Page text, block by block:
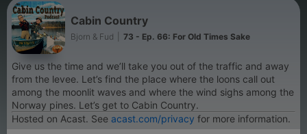
Cabin Country
Bjorn & Fud 73 - Ep. 66: For Old Times Sake
Give us the time and we’ll take you out of the traffic and away
from the levee. Let’s find the place where the loons call out
among the moonlit waves and where the wind sighs among the
Norway pines. Let’s get to Cabin Country.
Hosted on Acast. See acast.com/privacy for more information.